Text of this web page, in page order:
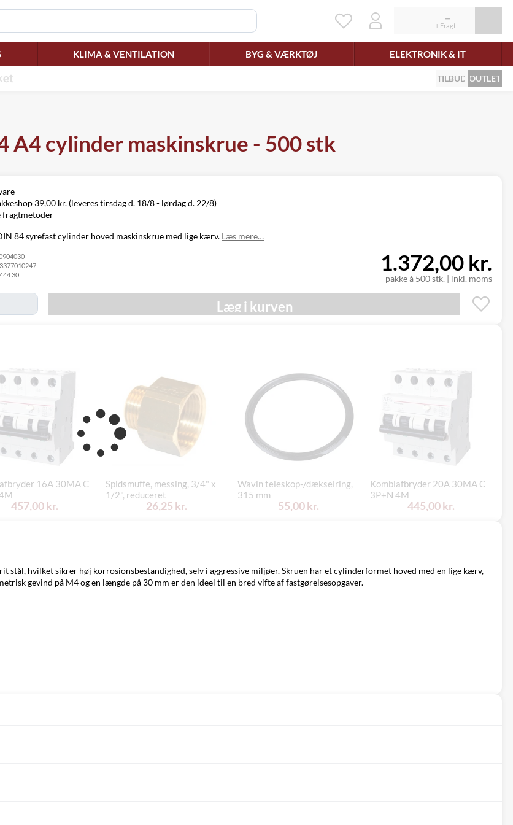
KLIMA & VENTILATION BYG & VÆRKTØJ ELEKTRONIK & IT
TILBUD OUTLET
A4 cylinder maskinskrue - 500 stk
39,00 kr. (leveres tirsdag d. 18/8 - lørdag d. 22/8)
fragtmetoder
Pris
Leveres
mandag d. 24/8
49,00 kr.
-
84 syrefast cylinder hoved maskinskrue med lige kærv. Læs mere…
30 pakke á 500 stk. | inkl. moms
1.372,00 kr.
Læg i kurven
16A 30MA C
457,00 kr.
Spidsmuffe, messing, 3/4" x
1/2", reduceret
26,25 kr.
Wavin teleskop-/dækselring,
315 mm
55,00 kr.
Kombiafbryder 20A 30MA C
3P+N 4M
445,00 kr.
hvilket sikrer høj korrosionsbestandighed, selv i aggressive miljøer. Skruen har et cylinderformet hoved med en lige kærv,
gevind på M4 og en længde på 30 mm er den ideel til en bred vifte af fastgørelsesopgaver.